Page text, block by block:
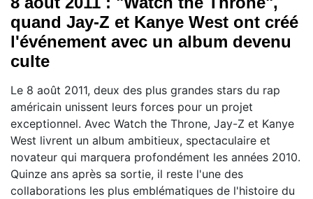
quand Jay-Z et Kanye West ont créé
l'événement avec un album devenu
culte
Le 8 août 2011, deux des plus grandes stars du rap
américain unissent leurs forces pour un projet
exceptionnel. Avec Watch the Throne, Jay-Z et Kanye
West livrent un album ambitieux, spectaculaire et
novateur qui marquera profondément les années 2010.
Quinze ans après sa sortie, il reste l'une des
collaborations les plus emblématiques de l'histoire du